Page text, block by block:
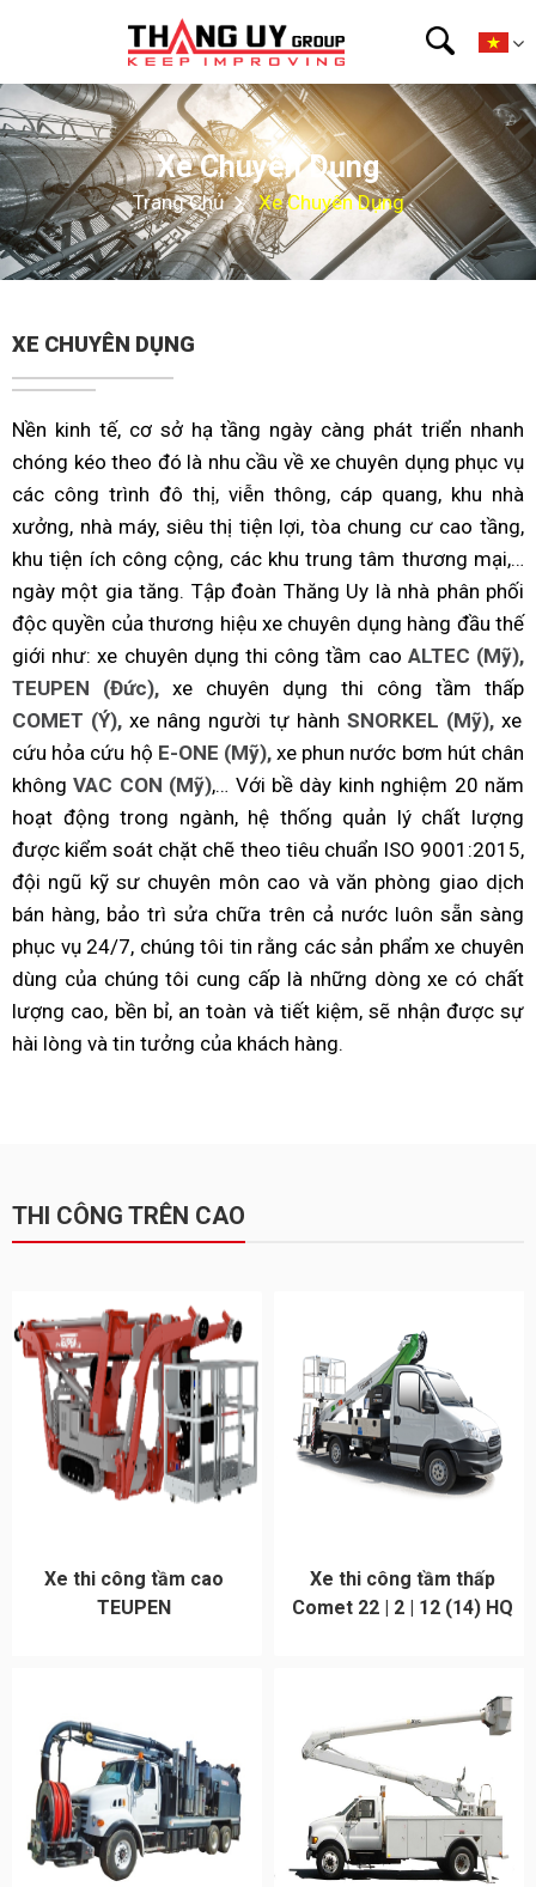
Xe Chuyên Dụng
Trang Chủ Xe Chuyên Dụng
XE CHUYÊN DỤNG
Nền kinh tế, cơ sở hạ tầng ngày càng phát triển nhanh
chóng kéo theo đó là nhu cầu về xe chuyên dụng phục vụ
các công trình đô thị, viễn thông, cáp quang, khu nhà
xưởng, nhà máy, siêu thị tiện lợi, tòa chung cư cao tầng,
khu tiện ích công cộng, các khu trung tâm thương mại,…
ngày một gia tăng. Tập đoàn Thăng Uy là nhà phân phối
độc quyền của thương hiệu xe chuyên dụng hàng đầu thế
giới như: xe chuyên dụng thi công tầm cao ALTEC (Mỹ),
TEUPEN (Đức), xe chuyên dụng thi công tầm thấp
COMET (Ý),xe nâng người tự hành SNORKEL (Mỹ), xe
cứu hỏa cứu hộ E-ONE (Mỹ),xe phun nước bơm hút chân
không VAC CON (Mỹ),… Với bề dày kinh nghiệm 20 năm
hoạt động trong ngành, hệ thống quản lý chất lượng
được kiểm soát chặt chẽ theo tiêu chuẩn ISO 9001:2015,
đội ngũ kỹ sư chuyên môn cao và văn phòng giao dịch
bán hàng, bảo trì sửa chữa trên cả nước luôn sẵn sàng
phục vụ 24/7, chúng tôi tin rằng các sản phẩm xe chuyên
dùng của chúng tôi cung cấp là những dòng xe có chất
lượng cao, bền bỉ, an toàn và tiết kiệm, sẽ nhận được sự
hài lòng và tin tưởng của khách hàng.
THI CÔNG TRÊN CAO
Xe thi công tầm cao
TEUPEN
Xe thi công tầm thấp
Comet 22 | 2 | 12 (14) HQ